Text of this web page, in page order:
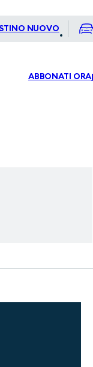
NUOVO
ABBONATI ORA